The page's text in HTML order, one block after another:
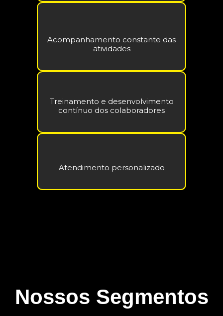
Acompanhamento constante das
atividades
Treinamento e desenvolvimento
contínuo dos colaboradores
Atendimento personalizado
Nossos Segmentos